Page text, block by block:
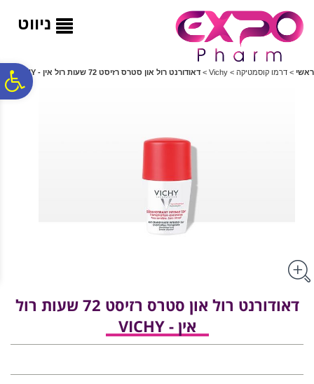
ניווט
ראשי > דרמו קוסמטיקה >
Vichy
> דאודורנט רול און סטרס רזיסט 72 שעות רול אין - VICHY
דאודורנט רול און סטרס רזיסט 72 שעות רול
אין - VICHY